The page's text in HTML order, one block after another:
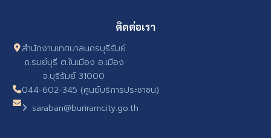
ติดต่อเรา
สำนักงานเทศบาลนครบุรีรัมย์
ถ.รมย์บุรี ต.ในเมือง อ.เมือง
จ.บุรีรัมย์ 31000
044-602-345 (ศูนย์บริการประชาชน)
saraban@buriramcity.go.th